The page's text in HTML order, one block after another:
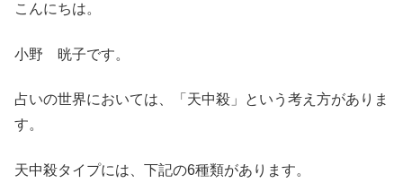
こんにちは。
小野 晄子です。
占いの世界においては、「天中殺」という考え方がありま
す。
天中殺タイプには、下記の6種類があります。